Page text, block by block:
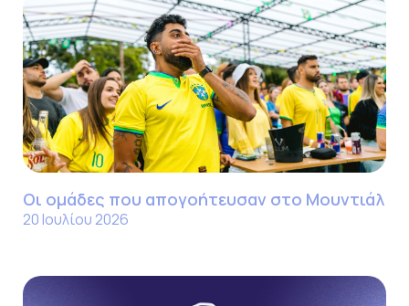
Οι ομάδες που απογοήτευσαν στο Μουντιάλ
20 Ιουλίου 2026